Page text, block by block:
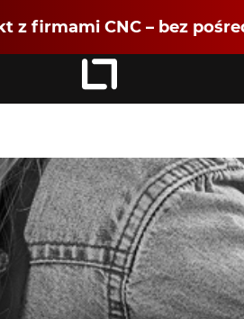
z firmami CNC – bez
Zaloguj się
jako Partner
Rejestracja